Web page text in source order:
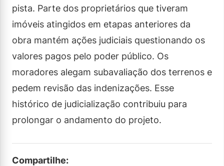
pista. Parte dos proprietários que tiveram
imóveis atingidos em etapas anteriores da
obra mantém ações judiciais questionando os
valores pagos pelo poder público. Os
moradores alegam subavaliação dos terrenos e
pedem revisão das indenizações. Esse
histórico de judicialização contribuiu para
prolongar o andamento do projeto.
Compartilhe: